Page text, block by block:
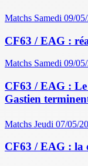
Matchs Samedi 09/
CF63 / EAG :
Matchs Samedi 09/
CF63 / EAG :
Gastien
Matchs Jeudi 07/05/
CF63 / EAG : la